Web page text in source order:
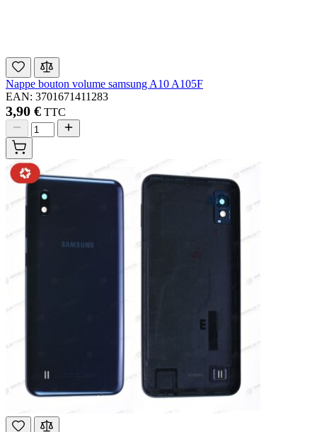
Nappe bouton volume samsung A10 A105F
EAN: 3701671411283
3,90 € TTC